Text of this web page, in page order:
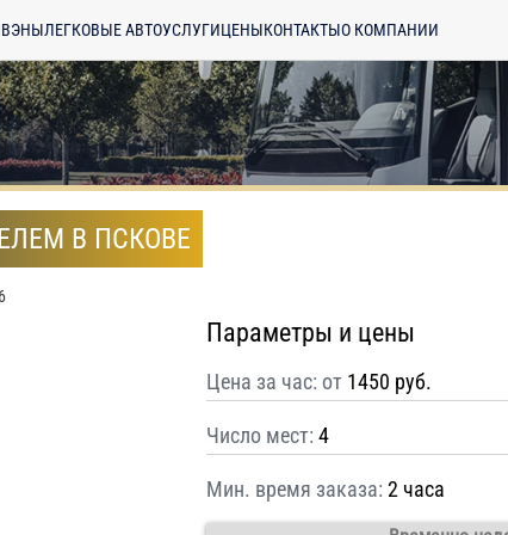
ЛЕГКОВЫЕ АВТОУСЛУГИЦЕНЫКОНТАКТЫО КОМПАНИИ
В ПСКОВЕ
Параметры и цены
Цена за час: от 1450 руб.
Число мест: 4
Мин. время заказа: 2 часа
Политикой конфиденциальностиознакомлен(а), даю